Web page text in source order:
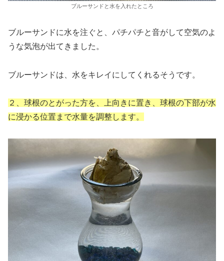
ブルーサンドと水を入れたところ
ブルーサンドに水を注ぐと、パチパチと音がして空気のよ
うな気泡が出てきました。
ブルーサンドは、水をキレイにしてくれるそうです。
２、球根のとがった方を、上向きに置き、球根の下部が水
に浸かる位置まで水量を調整します。